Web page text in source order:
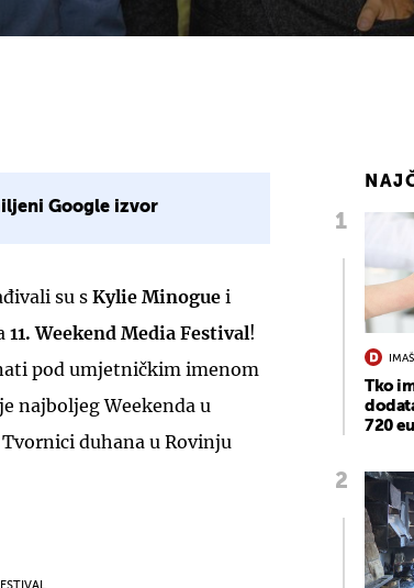
Google izvor
su sKylie Minogue i
11. Weekend Media Festival!
pod umjetničkim imenom
najboljeg Weekenda u
duhana u Rovinju
Tko
720